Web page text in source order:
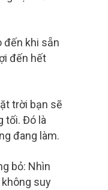
đến khi sẵn
đến hết
trời bạn sẽ
tối. Đó là
đang làm.
bỏ: Nhìn
suy